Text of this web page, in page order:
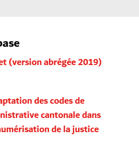
(version abrégée 2019)
des codes de
cantonale dans
de la justice